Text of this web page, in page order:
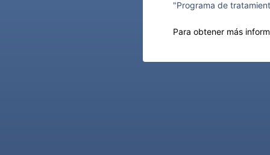
"Programa de
Para obtener más